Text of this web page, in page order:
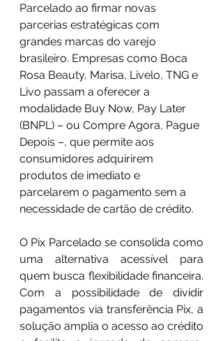
Parcelado ao firmar novas
parcerias estratégicas com
grandes marcas do varejo
brasileiro. Empresas como Boca
Rosa Beauty, Marisa, Livelo, TNG e
Livo passam a oferecer a
modalidade Buy Now, Pay Later
(BNPL) – ou Compre Agora, Pague
Depois –, que permite aos
consumidores adquirirem
produtos de imediato e
parcelarem o pagamento sem a
necessidade de cartão de crédito.
O Pix Parcelado se consolida como
uma alternativa acessível para
quem busca flexibilidade financeira.
Com a possibilidade de dividir
pagamentos via transferência Pix, a
solução amplia o acesso ao crédito